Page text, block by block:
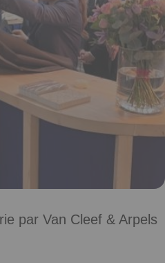
par Van Cleef & Arpels